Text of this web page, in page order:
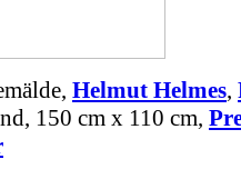
Helmut Helmes,
150 cm x 110 cm,